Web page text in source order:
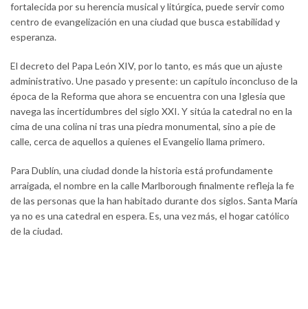
fortalecida por su herencia musical y litúrgica, puede servir como
centro de evangelización en una ciudad que busca estabilidad y
esperanza.
El decreto del Papa León XIV, por lo tanto, es más que un ajuste
administrativo. Une pasado y presente: un capítulo inconcluso de la
época de la Reforma que ahora se encuentra con una Iglesia que
navega las incertidumbres del siglo XXI. Y sitúa la catedral no en la
cima de una colina ni tras una piedra monumental, sino a pie de
calle, cerca de aquellos a quienes el Evangelio llama primero.
Para Dublín, una ciudad donde la historia está profundamente
arraigada, el nombre en la calle Marlborough finalmente refleja la fe
de las personas que la han habitado durante dos siglos. Santa María
ya no es una catedral en espera. Es, una vez más, el hogar católico
de la ciudad.